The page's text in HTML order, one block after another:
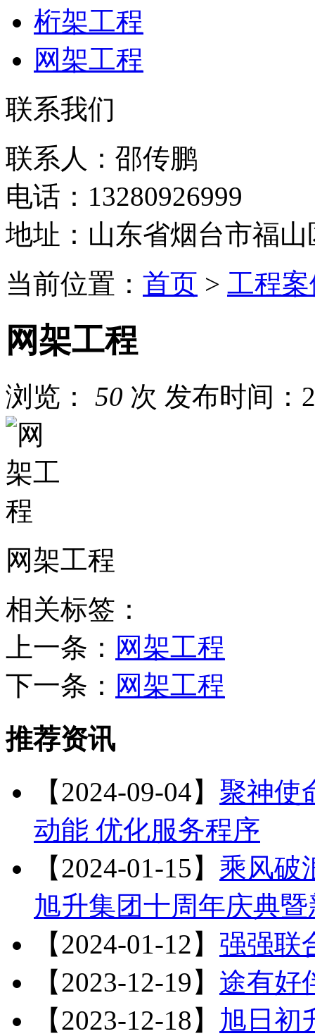
桁架工程
网架工程
联系我们
联系人：邵传鹏
电话：13280926999
地址：山东省烟台市福
当前位置： 首页 > 工程
​网架工程
浏览： 50 次 发布时间：
网架工程
相关标签：
上一条： 网架工程
下一条： ​网架工程
推荐资讯
【2024-09-04】 聚神使
动能 优化服务程序
【2024-01-15】 乘风破
旭升集团十周年庆典
【2024-01-12】 强强联
【2023-12-19】 途有好
【2023-12-18】 旭日初